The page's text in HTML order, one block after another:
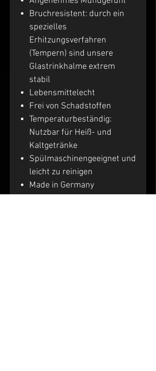
Bruchresistent: durch ein
spezielles
Erhitzungsverfahren
(Tempern) sind unsere
Glastrinkhalme extrem
stabil
Lebensmittelecht
Frei von Schadstoffen
Temperaturbeständig:
Nutzbar für Heiß- und
Kaltgetränke
Spülmaschinengeeignet und
leicht zu reinigen
Made in Germany